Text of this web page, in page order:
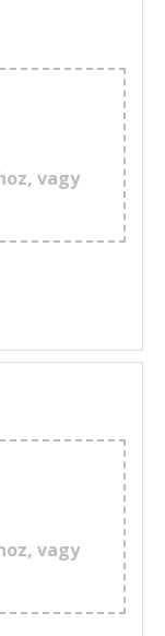
vagy
vagy